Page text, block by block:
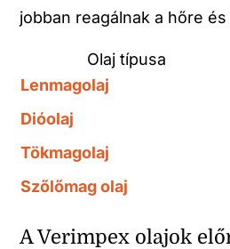
jobban reagálnak a hőre
Olaj típusa
Lenmagolaj
Dióolaj
Tökmagolaj
Szőlőmag olaj
A Verimpex olajok